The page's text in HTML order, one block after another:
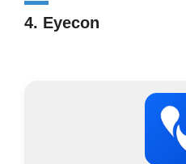
4. Eyecon